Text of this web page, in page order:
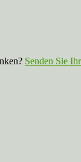
Senden Sie